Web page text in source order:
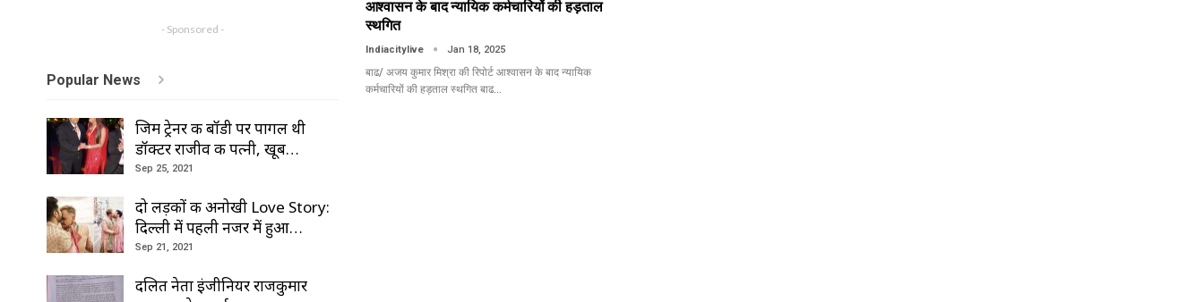
आश्वासन के बाद न्यायिक कर्मचारियों की हड़ताल
स्थगित
Indiacitylive Jan 18, 2025
बाढ/ अजय कुमार मिश्रा की रिपोर्ट आश्वासन के बाद न्यायिक
कर्मचारियों की हड़ताल स्थगित बाढ…
- Sponsored -
Popular News
जिम ट्रेनर की बॉडी पर पागल थी
डॉक्टर राजीव की पत्नी, खूब…
Sep 25, 2021
दो लड़कों की अनोखी Love Story:
दिल्ली में पहली नजर में हुआ…
Sep 21, 2021
दलित नेता इंजीनियर राजकुमार